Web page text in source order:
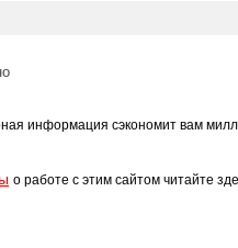
информация сэкономит вам
о работе с этим сайтом читайте